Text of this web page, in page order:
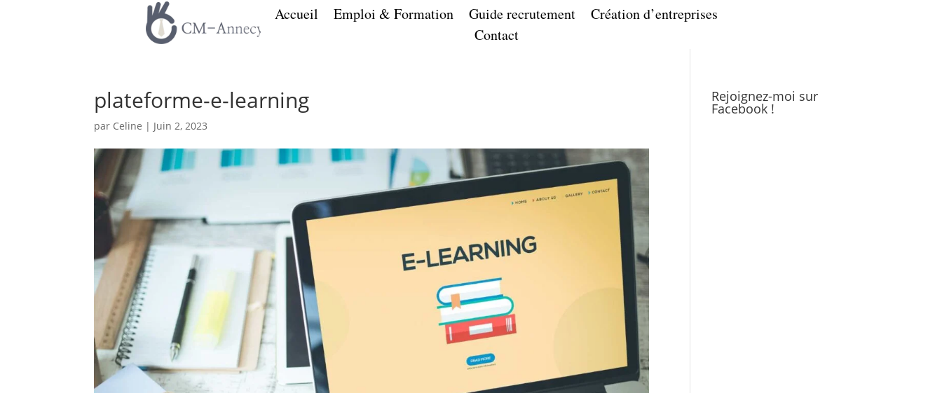
Accueil Emploi & Formation Guide recrutement
Création d’entreprises
Contact
plateforme-e-learning
par Celine | Juin 2, 2023
Rejoignez-moi sur
Facebook !